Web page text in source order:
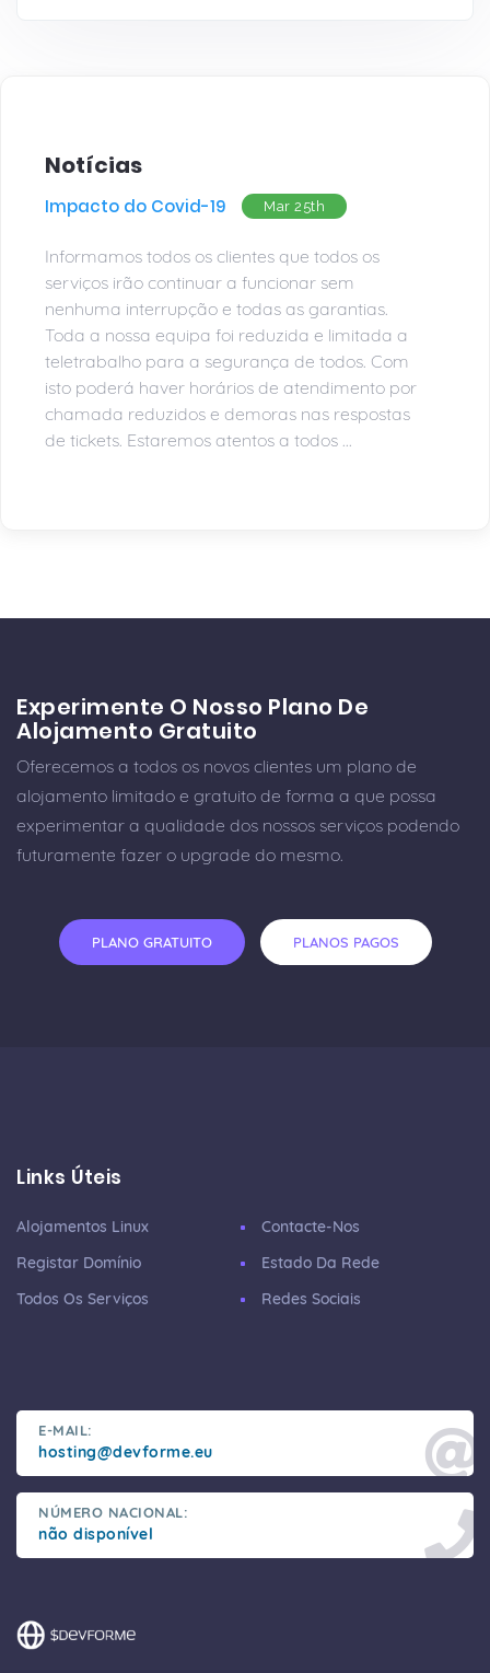
Notícias
Mar 25th
Impacto do Covid-19
Informamos todos os clientes que todos os
serviços irão continuar a funcionar sem
nenhuma interrupção e todas as garantias.
Toda a nossa equipa foi reduzida e limitada a
teletrabalho para a segurança de todos. Com
isto poderá haver horários de atendimento por
chamada reduzidos e demoras nas respostas
de tickets. Estaremos atentos a todos ...
Experimente O Nosso Plano De
Alojamento Gratuito
Oferecemos a todos os novos clientes um plano de
alojamento limitado e gratuito de forma a que possa
experimentar a qualidade dos nossos serviços podendo
futuramente fazer o upgrade do mesmo.
PLANO GRATUITO PLANOS PAGOS
Links Úteis
Alojamentos Linux
Registar Domínio
Todos Os Serviços
Contacte-Nos
Estado Da Rede
Redes Sociais
E-MAIL:
hosting@devforme.eu
NÚMERO NACIONAL:
não disponível